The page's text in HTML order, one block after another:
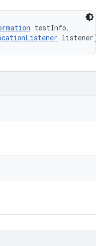
testInfo,
listener)